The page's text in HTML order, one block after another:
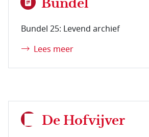
Bundel
Bundel 25: Levend archief
Lees meer
De Hofvijver